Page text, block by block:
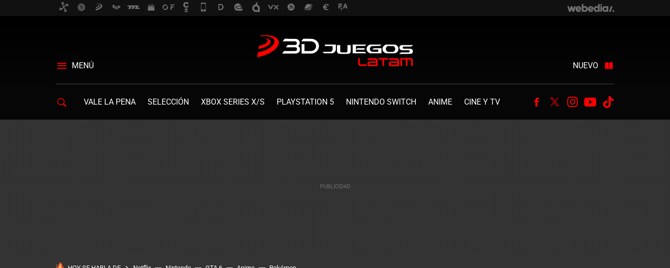
MENÚ NUEVO
VALE LA PENA SELECCIÓN XBOX SERIES X/S PLAYSTATION 5 NINTENDO SWITCH ANIME CINE Y TV Facebook
TwitterInstagram
Youtube